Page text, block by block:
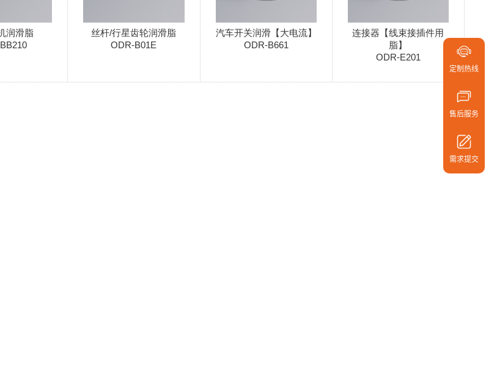
润滑脂
丝杆/行星齿轮润滑脂
ODR-B01E
汽车开关润滑【大电流】
ODR-B661
连接器【线束接插件用
脂】
ODR-E201
定制
136-
微信扫描
工程师在
售后
400-
定制热线
售后服务
需求提交